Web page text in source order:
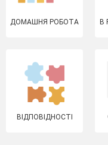
ДОМАШНЯ РОБОТА В
ВІДПОВІДНОСТІ